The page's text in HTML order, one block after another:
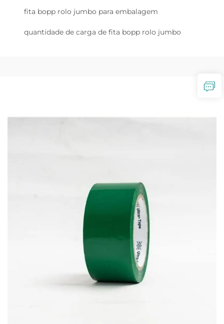
fita bopp rolo jumbo para embalagem
quantidade de carga de fita bopp rolo jumbo